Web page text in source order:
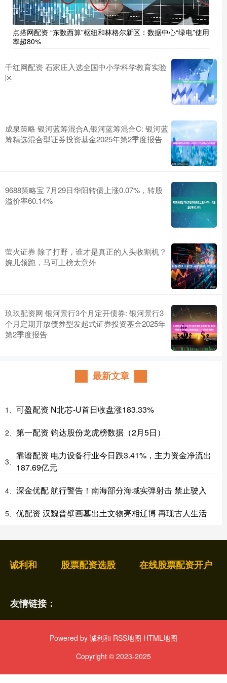
点搭网配资 “东数西算”枢纽和林格尔新区：数据中心“绿电”使用
率超80%
千红网配资 ​石家庄入选全国中小学科学教育实验
区
成泉策略 银河蓝筹混合A,银河蓝筹混合C: 银河蓝
筹精选混合型证券投资基金2025年第2季度报告
9688策略宝 7月29日华阳转债上涨0.07%，转股
溢价率60.14%
萤火证券 除了打野，谁才是真正的人头收割机？
婉儿领跑，马可上榜太意外
玖玖配资网 银河景行3个月定开债券: 银河景行3
个月定期开放债券型发起式证券投资基金2025年
第2季度报告
最新文章
1、 可盈配资 N北芯-U首日收盘涨183.33%
2、 第一配资 钧达股份龙虎榜数据（2月5日）
3、
靠谱配资 电力设备行业今日跌3.41%，主力资金净流出
187.69亿元
4、 深金优配 航行警告！南海部分海域实弹射击 禁止驶入
5、 优配资 汉魏晋壁画墓出土文物亮相辽博 再现古人生活
诚利和 股票配资选股 在线股票配资开户
友情链接：
Powered by 诚利和 RSS地图 HTML地图
Copyright © 2023-2025